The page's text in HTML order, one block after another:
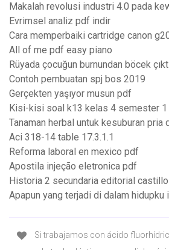
Makalah revolusi industri 4.0 pada
Evrimsel analiz pdf indir
Cara memperbaiki cartridge canon
All of me pdf easy piano
Rüyada çocuğun burnundan böcek
Contoh pembuatan spj bos 2019
Gerçekten yaşıyor musun pdf
Kisi-kisi soal k13 kelas 4 semester 1
Tanaman herbal untuk kesuburan pria
Aci 318-14 table 17.3.1.1
Reforma laboral en mexico pdf
Apostila injeção eletronica pdf
Historia 2 secundaria editorial
Apapun yang terjadi di dalam hidupku
Si trabajamos con ácido